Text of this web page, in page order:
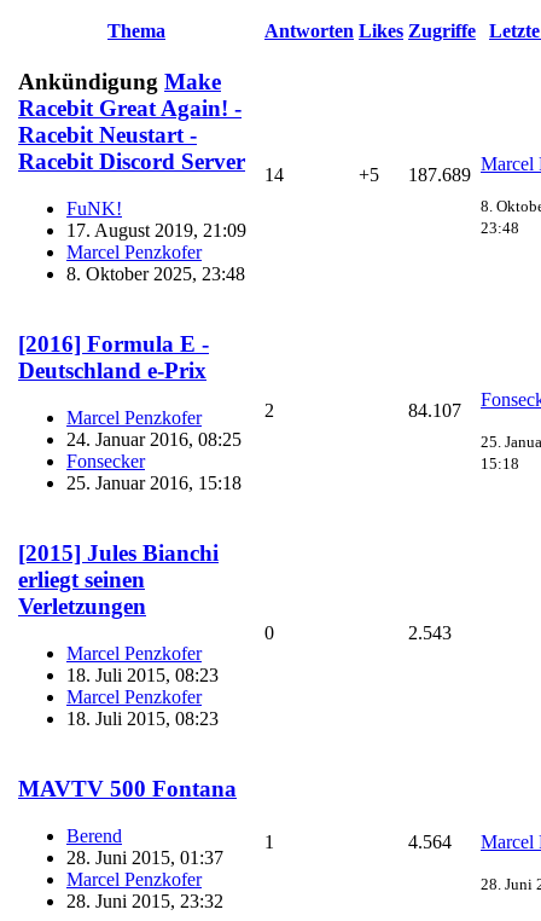
Thema Antworten Likes Zugriffe
Ankündigung Make
Racebit Great Again! -
Racebit Neustart -
Racebit Discord Server
FuNK!
17. August 2019, 21:09
Marcel Penzkofer
8. Oktober 2025, 23:48
14 +5 187.689
Marcel
8.
23:48
[2016] Formula E -
Deutschland e-Prix
Marcel Penzkofer
24. Januar 2016, 08:25
Fonsecker
25. Januar 2016, 15:18
2 84.107
25.
15:18
[2015] Jules Bianchi
erliegt seinen
Verletzungen
Marcel Penzkofer
18. Juli 2015, 08:23
Marcel Penzkofer
18. Juli 2015, 08:23
0 2.543
MAVTV 500 Fontana
Berend
28. Juni 2015, 01:37
Marcel Penzkofer
28. Juni 2015, 23:32
1 4.564 Marcel
28. Juni